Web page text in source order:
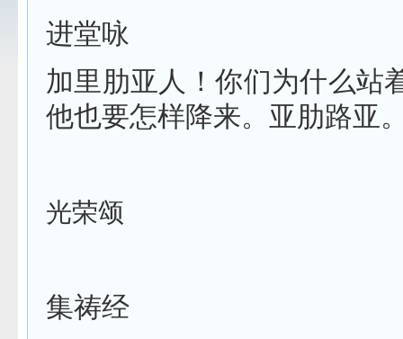
进堂咏
加里肋亚人！你们为什么站
他也要怎样降来。亚肋路亚
光荣颂
集祷经